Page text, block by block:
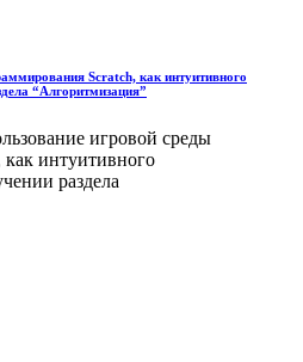
Scratch, как интуитивного
“Алгоритмизация”
игровой среды
интуитивного
раздела